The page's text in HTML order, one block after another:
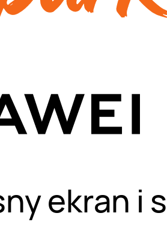
ekran i